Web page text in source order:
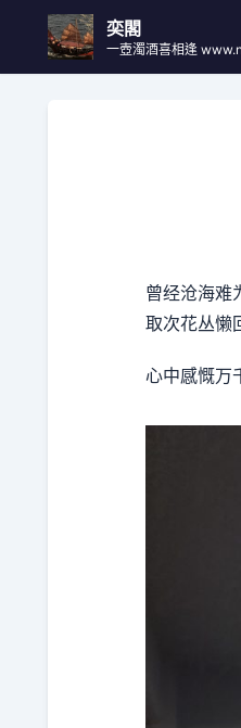
content
奕閣
一壺濁酒喜相逢
曾经沧海难
取次花丛懒
心中感慨万